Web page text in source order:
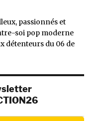
passionnés et
soi pop moderne
détenteurs du 06 de